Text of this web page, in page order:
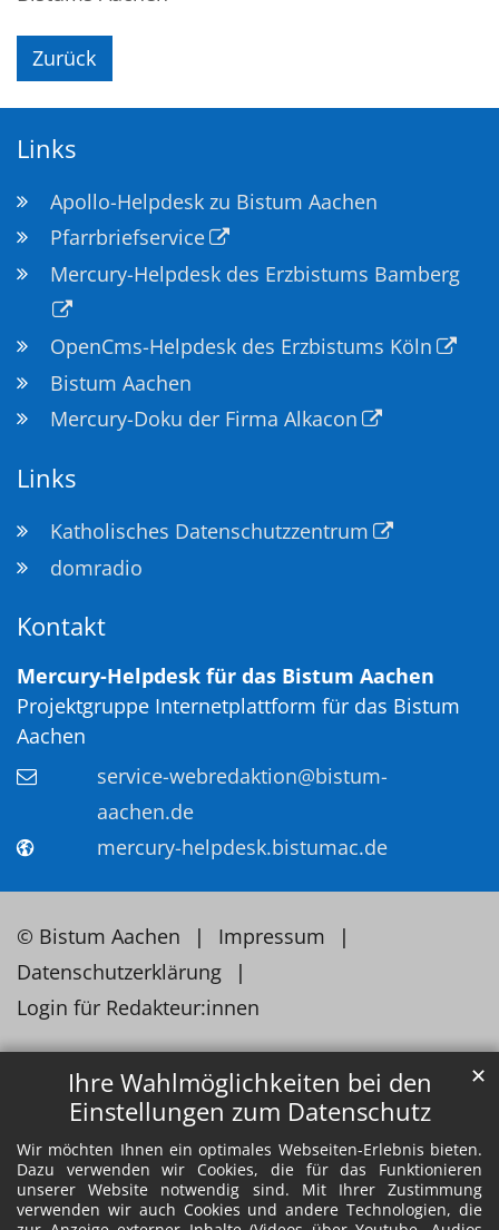
Ihre Wahlmöglichkeiten bei den
Einstellungen zum Datenschutz
Wir möchten Ihnen ein optimales Webseiten-Erlebnis bieten.
Dazu verwenden wir Cookies, die für das Funktionieren
unserer Website notwendig sind. Mit Ihrer Zustimmung
verwenden wir auch Cookies und andere Technologien, die
✕
Zurück
Links
Apollo-Helpdesk zu Bistum Aachen
Pfarrbriefservice
Mercury-Helpdesk des Erzbistums Bamberg
OpenCms-Helpdesk des Erzbistums Köln
Bistum Aachen
Mercury-Doku der Firma Alkacon
Links
Katholisches Datenschutzzentrum
domradio
Kontakt
Mercury-Helpdesk für das Bistum Aachen
Projektgruppe Internetplattform für das Bistum
Aachen
service-webredaktion@bistum-
aachen.de
mercury-helpdesk.bistumac.de
© Bistum Aachen
Impressum
Datenschutzerklärung
Login für Redakteur:innen